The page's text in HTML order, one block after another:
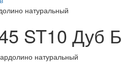
натуральный
ST10 Дуб